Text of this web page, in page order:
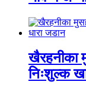
खैरहनीका
निःशुल्क